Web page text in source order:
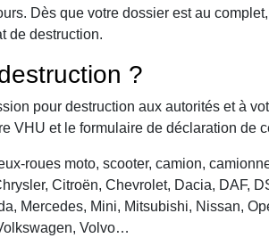
Dès que votre dossier est au
de destruction.
?
pour destruction aux autorités et à
VHU et le formulaire de déclaration de
roues moto, scooter, camion,
Citroën, Chevrolet, Dacia, DAF,
Mercedes, Mini, Mitsubishi, Nissan,
Volvo…